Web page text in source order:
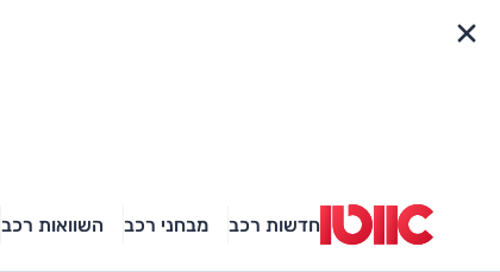
חדשות רכב מבחני רכב השוואות רכב